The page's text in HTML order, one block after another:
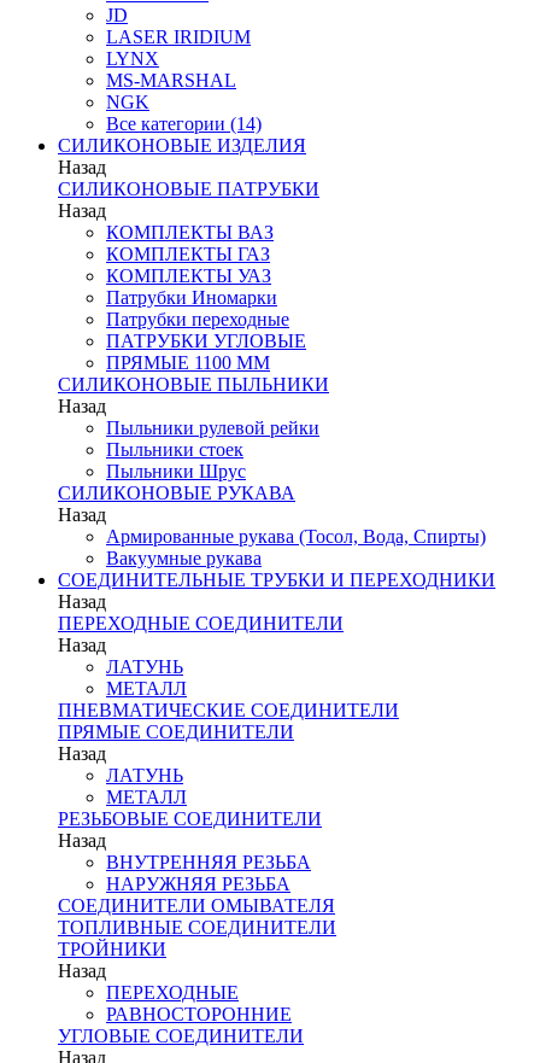
JD
LASER IRIDIUM
LYNX
MS-MARSHAL
NGK
Все категории (14)
СИЛИКОНОВЫЕ ИЗДЕЛИЯ
Назад
СИЛИКОНОВЫЕ ПАТРУБКИ
Назад
КОМПЛЕКТЫ ВАЗ
КОМПЛЕКТЫ ГАЗ
КОМПЛЕКТЫ УАЗ
Патрубки Иномарки
Патрубки переходные
ПАТРУБКИ УГЛОВЫЕ
ПРЯМЫЕ 1100 ММ
СИЛИКОНОВЫЕ ПЫЛЬНИКИ
Назад
Пыльники рулевой рейки
Пыльники стоек
Пыльники Шрус
СИЛИКОНОВЫЕ РУКАВА
Назад
Армированные рукава (Тосол, Вода, Спирты)
Вакуумные рукава
СОЕДИНИТЕЛЬНЫЕ ТРУБКИ И ПЕРЕХОДНИКИ
Назад
ПЕРЕХОДНЫЕ СОЕДИНИТЕЛИ
Назад
ЛАТУНЬ
МЕТАЛЛ
ПНЕВМАТИЧЕСКИЕ СОЕДИНИТЕЛИ
ПРЯМЫЕ СОЕДИНИТЕЛИ
Назад
ЛАТУНЬ
МЕТАЛЛ
РЕЗЬБОВЫЕ СОЕДИНИТЕЛИ
Назад
ВНУТРЕННЯЯ РЕЗЬБА
НАРУЖНЯЯ РЕЗЬБА
СОЕДИНИТЕЛИ ОМЫВАТЕЛЯ
ТОПЛИВНЫЕ СОЕДИНИТЕЛИ
ТРОЙНИКИ
Назад
ПЕРЕХОДНЫЕ
РАВНОСТОРОННИЕ
УГЛОВЫЕ СОЕДИНИТЕЛИ
Назад